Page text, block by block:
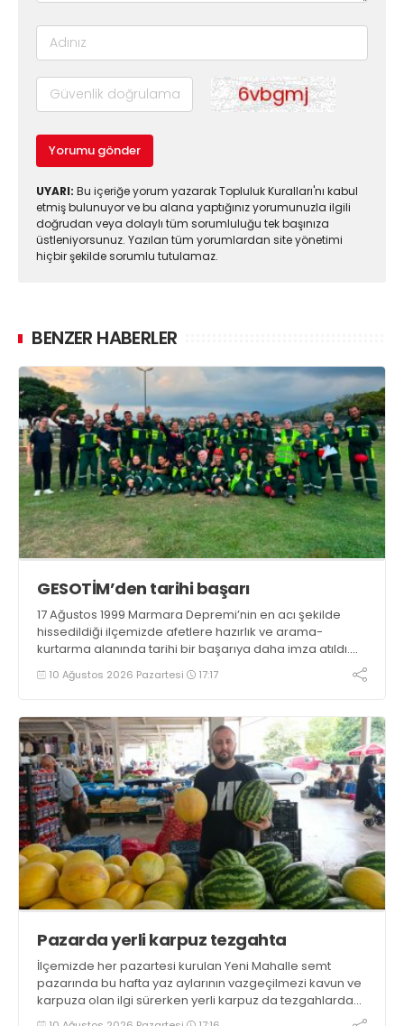
Yorumu gönder
UYARI: Bu içeriğe yorum yazarak Topluluk Kuralları'nı kabul
etmiş bulunuyor ve bu alana yaptığınız yorumunuzla ilgili
doğrudan veya dolaylı tüm sorumluluğu tek başınıza
üstleniyorsunuz. Yazılan tüm yorumlardan site yönetimi
hiçbir şekilde sorumlu tutulamaz.
BENZER HABERLER
GESOTİM’den tarihi başarı
17 Ağustos 1999 Marmara Depremi’nin en acı şekilde
hissedildiği ilçemizde afetlere hazırlık ve arama-
kurtarma alanında tarihi bir başarıya daha imza atıldı.
Gölcük Arama Kurtarma Derneği (GESOTİM),
bünyesindeki 4. arama-kurtarma ekibinin akreditasyon
10 Ağustos 2026 Pazartesi 17:17
Pazarda yerli karpuz tezgahta
İlçemizde her pazartesi kurulan Yeni Mahalle semt
pazarında bu hafta yaz aylarının vazgeçilmezi kavun ve
karpuza olan ilgi sürerken yerli karpuz da tezgahlarda
yerini aldı